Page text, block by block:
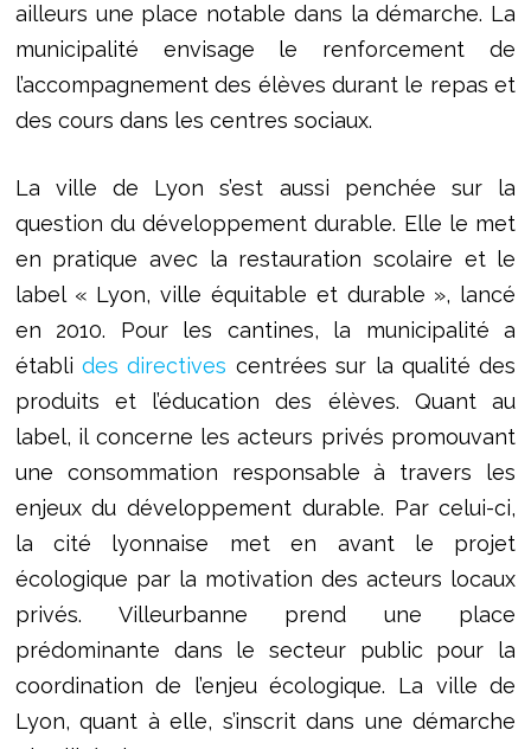
ailleurs une place notable dans la démarche. La
municipalité envisage le renforcement de
l’accompagnement des élèves durant le repas et
des cours dans les centres sociaux.
La ville de Lyon s’est aussi penchée sur la
question du développement durable. Elle le met
en pratique avec la restauration scolaire et le
label « Lyon, ville équitable et durable », lancé
en 2010. Pour les cantines, la municipalité a
établides directives centrées sur la qualité des
produits et l’éducation des élèves. Quant au
label, il concerne les acteurs privés promouvant
une consommation responsable à travers les
enjeux du développement durable. Par celui-ci,
la cité lyonnaise met en avant le projet
écologique par la motivation des acteurs locaux
privés. Villeurbanne prend une place
prédominante dans le secteur public pour la
coordination de l’enjeu écologique. La ville de
Lyon, quant à elle, s’inscrit dans une démarche